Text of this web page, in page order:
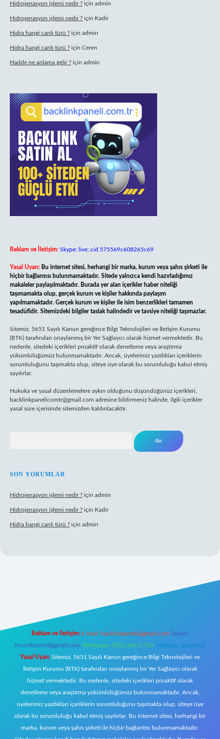
Hidrojenasyon işlemi nedir ? için admin
Hidrojenasyon işlemi nedir ? için Kadir
Hidra hangi canlı türü ? için admin
Hidra hangi canlı türü ? için Ceren
Hadde ne anlama gelir ? için admin
Reklam ve İletişim: Skype: live:.cid.575569c608265c69
Yasal Uyarı: Bu internet sitesi, herhangi bir marka, kurum veya şahıs şirketi ile
hiçbir bağlantısı bulunmamaktadır. Sitede yalnızca kendi hazırladığımız
makaleler paylaşılmaktadır. Burada yer alan içerikler haber niteliği
taşımamakta olup, gerçek kurum ve kişiler hakkında paylaşım
yapılmamaktadır. Gerçek kurum ve kişiler ile isim benzerlikleri tamamen
tesadüfidir. Sitemizdeki bilgiler taslak halindedir ve tavsiye niteliği taşımazlar.
Sitemiz, 5651 Sayılı Kanun gereğince Bilgi Teknolojileri ve İletişim Kurumu
(BTK) tarafından onaylanmış bir Yer Sağlayıcı olarak hizmet vermektedir. Bu
nedenle, sitedeki içerikleri proaktif olarak denetleme veya araştırma
yükümlülüğümüz bulunmamaktadır. Ancak, üyelerimiz yazdıkları içeriklerin
sorumluluğunu taşımakta olup, siteye üye olarak bu sorumluluğu kabul etmiş
sayılırlar.
Hukuka ve yasal düzenlemelere aykırı olduğunu düşündüğünüz içerikleri,
backlinkpanelicomtr@gmail.com adresine bildirmeniz halinde, ilgili içerikler
yasal süre içerisinde sitemizden kaldırılacaktır.
SON YORUMLAR
Hidrojenasyon işlemi nedir ? için admin
Hidrojenasyon işlemi nedir ? için Kadir
Hidra hangi canlı türü ? için admin
Reklam ve İletişim: E-mail: backlinkpaneli@gmail.com Teams:
forumhizmeti@gmail.com Whatsapp: 0262 606 0 726 Telegram: @karabul
Yasal Uyarı: Sitemiz, 5651 Sayılı Kanun gereğince Bilgi Teknolojileri ve
İletişim Kurumu (BTK) tarafından onaylanmış bir Yer Sağlayıcı olarak
hizmet vermektedir. Bu nedenle, sitedeki içerikleri proaktif olarak
denetleme veya araştırma yükümlülüğümüz bulunmamaktadır. Ancak,
üyelerimiz yazdıkları içeriklerin sorumluluğunu taşımakta olup, siteye üye
olarak bu sorumluluğu kabul etmiş sayılırlar. Bu internet sitesi, herhangi bir
marka, kurum veya şahıs şirketi ile hiçbir bağlantısı bulunmamaktadır.